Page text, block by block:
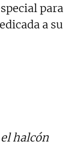
para
a su
halcón